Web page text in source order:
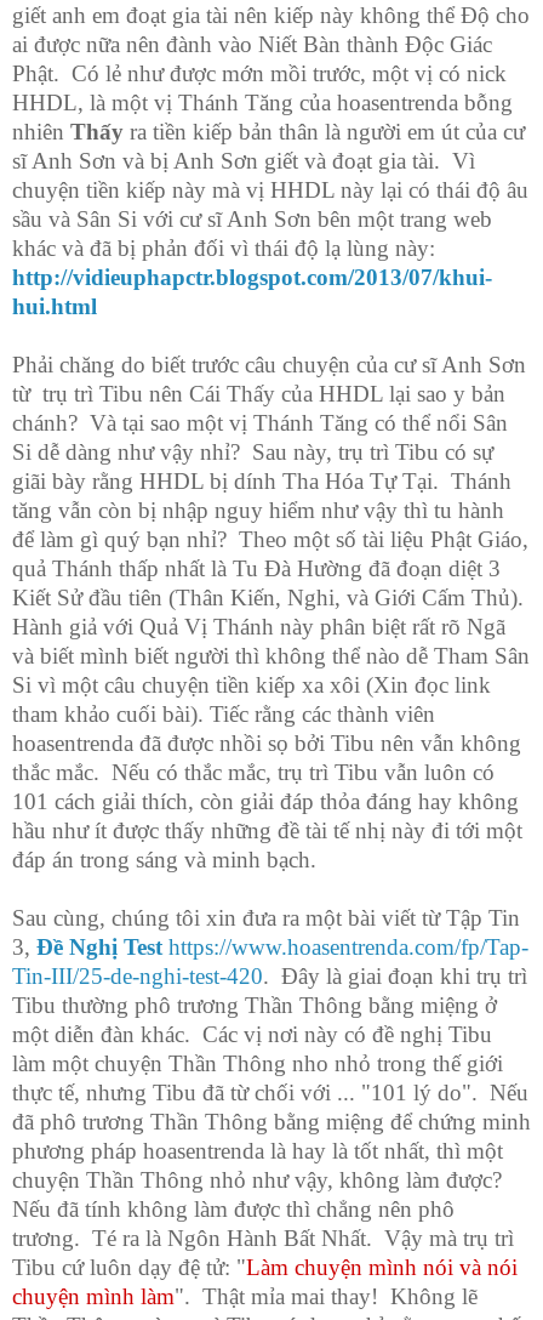
giết anh em đoạt gia tài nên kiếp này không thể Độ cho
ai được nữa nên đành vào Niết Bàn thành Độc Giác
Phật. Có lẻ như được mớn mồi trước, một vị có nick
HHDL, là một vị Thánh Tăng của hoasentrenda bỗng
nhiên Thấy ra tiền kiếp bản thân là người em út của cư
sĩ Anh Sơn và bị Anh Sơn giết và đoạt gia tài. Vì
chuyện tiền kiếp này mà vị HHDL này lại có thái độ âu
sầu và Sân Si với cư sĩ Anh Sơn bên một trang web
khác và đã bị phản đối vì thái độ lạ lùng này:
http://vidieuphapctr.blogspot.com/2013/07/khui-
hui.html
Phải chăng do biết trước câu chuyện của cư sĩ Anh Sơn
từ trụ trì Tibu nên Cái Thấy của HHDL lại sao y bản
chánh? Và tại sao một vị Thánh Tăng có thể nổi Sân
Si dễ dàng như vậy nhỉ? Sau này, trụ trì Tibu có sự
giãi bày rằng HHDL bị dính Tha Hóa Tự Tại. Thánh
tăng vẫn còn bị nhập nguy hiểm như vậy thì tu hành
để làm gì quý bạn nhỉ? Theo một số tài liệu Phật Giáo,
quả Thánh thấp nhất là Tu Đà Hường đã đoạn diệt 3
Kiết Sử đầu tiên (Thân Kiến, Nghi, và Giới Cấm Thủ).
Hành giả với Quả Vị Thánh này phân biệt rất rõ Ngã
và biết mình biết người thì không thể nào dễ Tham Sân
Si vì một câu chuyện tiền kiếp xa xôi (Xin đọc link
tham khảo cuối bài). Tiếc rằng các thành viên
hoasentrenda đã được nhồi sọ bởi Tibu nên vẫn không
thắc mắc. Nếu có thắc mắc, trụ trì Tibu vẫn luôn có
101 cách giải thích, còn giải đáp thỏa đáng hay không
hầu như ít được thấy những đề tài tế nhị này đi tới một
đáp án trong sáng và minh bạch.
Sau cùng, chúng tôi xin đưa ra một bài viết từ Tập Tin
3, Đề Nghị Test https://www.hoasentrenda.com/fp/Tap-
Tin-III/25-de-nghi-test-420. Đây là giai đoạn khi trụ trì
Tibu thường phô trương Thần Thông bằng miệng ở
một diễn đàn khác. Các vị nơi này có đề nghị Tibu
làm một chuyện Thần Thông nho nhỏ trong thế giới
thực tế, nhưng Tibu đã từ chối với ... "101 lý do". Nếu
đã phô trương Thần Thông bằng miệng để chứng minh
phương pháp hoasentrenda là hay là tốt nhất, thì một
chuyện Thần Thông nhỏ như vậy, không làm được?
Nếu đã tính không làm được thì chẳng nên phô
trương. Té ra là Ngôn Hành Bất Nhất. Vậy mà trụ trì
Tibu cứ luôn dạy đệ tử: "Làm chuyện mình nói và nói
chuyện mình làm". Thật mỉa mai thay! Không lẽ